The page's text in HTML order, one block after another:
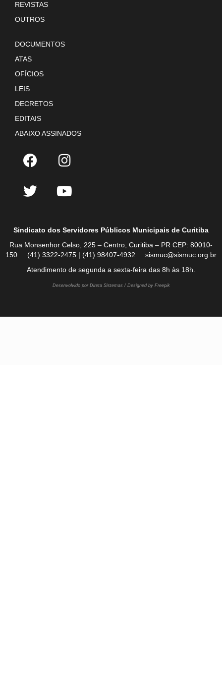
REVISTAS
OUTROS
DOCUMENTOS
ATAS
OFÍCIOS
LEIS
DECRETOS
EDITAIS
ABAIXO ASSINADOS
Sindicato dos Servidores Públicos Municipais de Curitiba
Rua Monsenhor Celso, 225 – Centro, Curitiba – PR CEP: 80010-
150 (41) 3322-2475 | (41) 98407-4932 sismuc@sismuc.org.br
Atendimento de segunda a sexta-feira das 8h às 18h.
Desenvolvido por Direta Sistemas / Designed by Freepik